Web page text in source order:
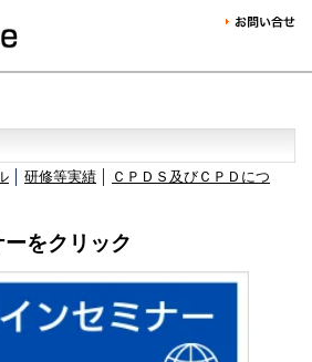
研修等実績
ＣＰＤＳ及びＣＰＤにつ
をクリック